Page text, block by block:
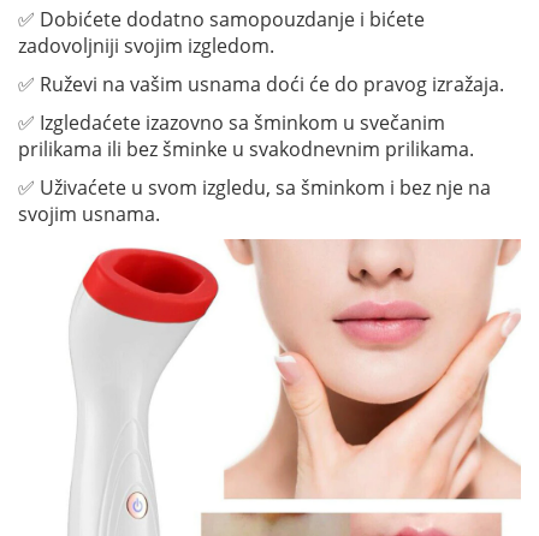
✅ Dobićete dodatno samopouzdanje i bićete
zadovoljniji svojim izgledom.
✅ Ruževi na vašim usnama doći će do pravog izražaja.
✅ Izgledaćete izazovno sa šminkom u svečanim
prilikama ili bez šminke u svakodnevnim prilikama.
✅ Uživaćete u svom izgledu, sa šminkom i bez nje na
svojim usnama.